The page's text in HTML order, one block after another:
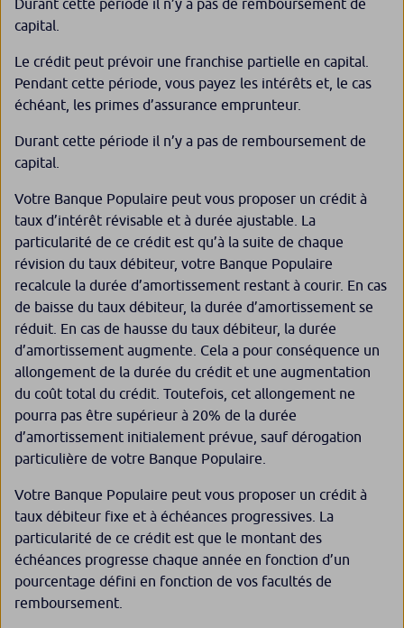
Durant cette période il n’y a pas de remboursement de
capital.
Le crédit peut prévoir une franchise partielle en capital.
Pendant cette période, vous payez les intérêts et, le cas
échéant, les primes d’assurance emprunteur.
Durant cette période il n’y a pas de remboursement de
capital.
Votre Banque Populaire peut vous proposer un crédit à
taux d’intérêt révisable et à durée ajustable. La
particularité de ce crédit est qu’à la suite de chaque
révision du taux débiteur, votre Banque Populaire
recalcule la durée d’amortissement restant à courir. En cas
de baisse du taux débiteur, la durée d’amortissement se
réduit. En cas de hausse du taux débiteur, la durée
d’amortissement augmente. Cela a pour conséquence un
allongement de la durée du crédit et une augmentation
du coût total du crédit. Toutefois, cet allongement ne
pourra pas être supérieur à 20% de la durée
d’amortissement initialement prévue, sauf dérogation
particulière de votre Banque Populaire.
Votre Banque Populaire peut vous proposer un crédit à
taux débiteur fixe et à échéances progressives. La
particularité de ce crédit est que le montant des
échéances progresse chaque année en fonction d’un
pourcentage défini en fonction de vos facultés de
remboursement.